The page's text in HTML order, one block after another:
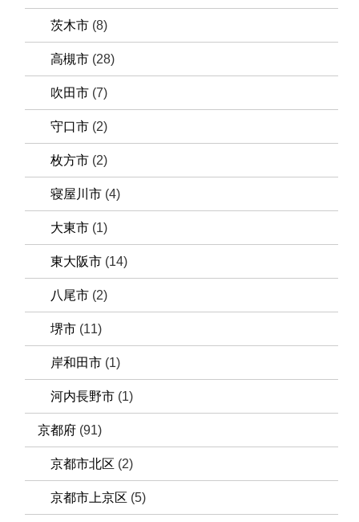
茨木市 (8)
高槻市 (28)
吹田市 (7)
守口市 (2)
枚方市 (2)
寝屋川市 (4)
大東市 (1)
東大阪市 (14)
八尾市 (2)
堺市 (11)
岸和田市 (1)
河内長野市 (1)
京都府 (91)
京都市北区 (2)
京都市上京区 (5)